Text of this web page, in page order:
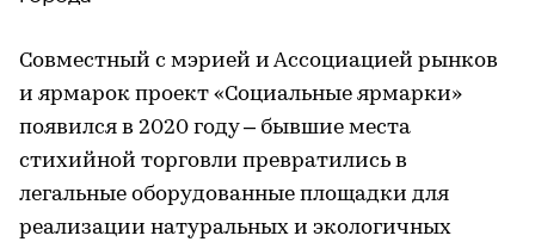
Совместный с мэрией и Ассоциацией рынков
и ярмарок проект «Социальные ярмарки»
появился в 2020 году – бывшие места
стихийной торговли превратились в
легальные оборудованные площадки для
реализации натуральных и экологичных